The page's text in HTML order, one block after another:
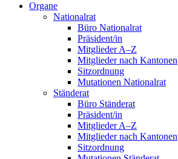
Organe
Nationalrat
Büro Nationalrat
Präsident/in
Mitglieder A–Z
Mitglieder nach Kantonen
Sitzordnung
Mutationen Nationalrat
Ständerat
Büro Ständerat
Präsident/in
Mitglieder A–Z
Mitglieder nach Kantonen
Sitzordnung